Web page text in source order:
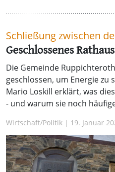
Schließung zwischen
Geschlossenes
Die Gemeinde
geschlossen, um Energie zu
Mario Loskill erklärt, was
- und warum sie noch
Wirtschaft/Politik | 19. Januar